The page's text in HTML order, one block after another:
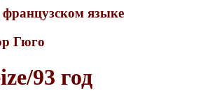
языке
Гюго
93 год